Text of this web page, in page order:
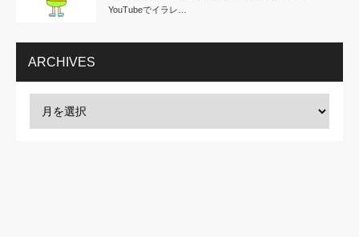
YouTubeでイラレ…
ARCHIVES